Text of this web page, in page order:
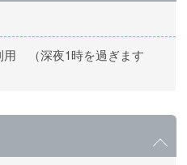
（深夜1時を過ぎます